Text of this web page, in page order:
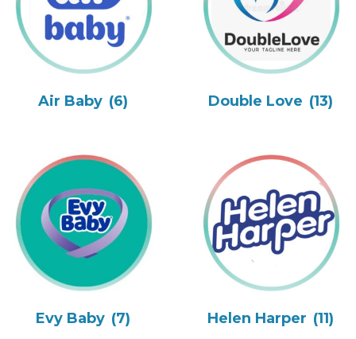
Air Baby (6) Double Love (13)
Evy Baby (7) Helen Harper (11)